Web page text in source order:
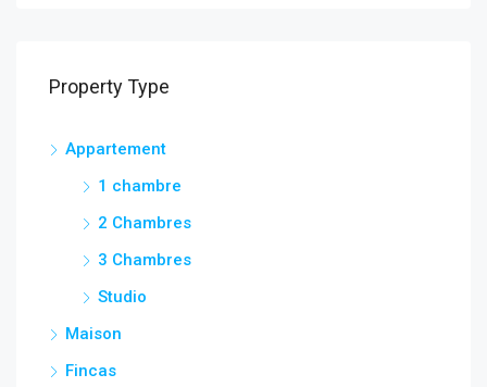
Property Type
Appartement
1 chambre
2 Chambres
3 Chambres
Studio
Maison
Fincas